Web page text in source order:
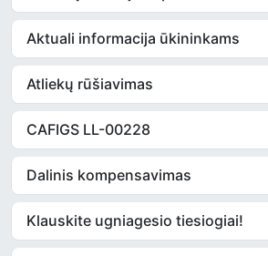
Aktuali informacija ūkininkams
Atliekų rūšiavimas
CAFIGS LL-00228
Dalinis kompensavimas
Klauskite ugniagesio tiesiogiai!